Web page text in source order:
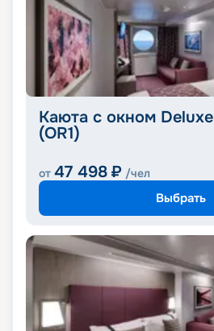
Каюта с окном
(OR1)
от 47 498 ₽ /чел
Выбрать